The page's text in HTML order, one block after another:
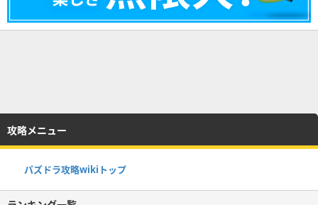
攻略メニュー
パズドラ攻略wikiトップ